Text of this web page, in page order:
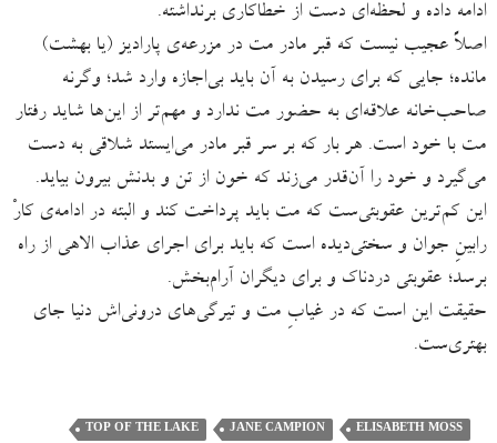
ادامه داده و لحظه‌ای دست از خطاکاری برنداشته.
اصلاً عجیب نیست که قبر مادر مت در مزرعه‌ی پارادیز (یا بهشت)
مانده؛ جایی که برای رسیدن به آن باید بی‌اجازه وارد شد؛ وگرنه
صاحب‌خانه علاقه‌ای به حضور مت ندارد و مهم‌تر از این‌ها شاید رفتار
مت با خود است. هر بار که بر سر قبر مادر می‌ایستد شلاقی به دست
می‌گیرد و خود را آن‌قدر می‌زند که خون از تن و بدنش بیرون بیاید.
این کم‌ترین عقوبتی‌ست که مت باید پرداخت کند و البته در ادامه‌ی کارْ
رابینِ جوان و سختی‌دیده است که باید برای اجرای عذاب الاهی از راه
برسد؛ عقوبتی دردناک و برای دیگران آرام‌بخش.
حقیقت این است که در غیابِ مت و تیرگی‌های درونی‌اش دنیا جای
بهتری‌ست.
ELISABETH MOSS
JANE CAMPION
TOP OF THE LAKE